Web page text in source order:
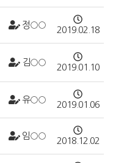
정○○
2019.02.18
김○○
2019.01.10
유○○
2019.01.06
임○○
2018.12.02